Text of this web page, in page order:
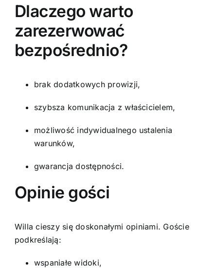
Dlaczego warto
zarezerwować
bezpośrednio?
brak dodatkowych prowizji,
szybsza komunikacja z właścicielem,
możliwość indywidualnego ustalenia
warunków,
gwarancja dostępności.
Opinie gości
Willa cieszy się doskonałymi opiniami. Goście
podkreślają:
wspaniałe widoki,